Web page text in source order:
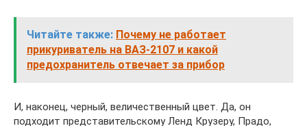
Читайте также: Почему не работает
прикуриватель на ВАЗ-2107 и какой
предохранитель отвечает за прибор
И, наконец, черный, величественный цвет. Да, он
подходит представительскому Ленд Крузеру, Прадо,